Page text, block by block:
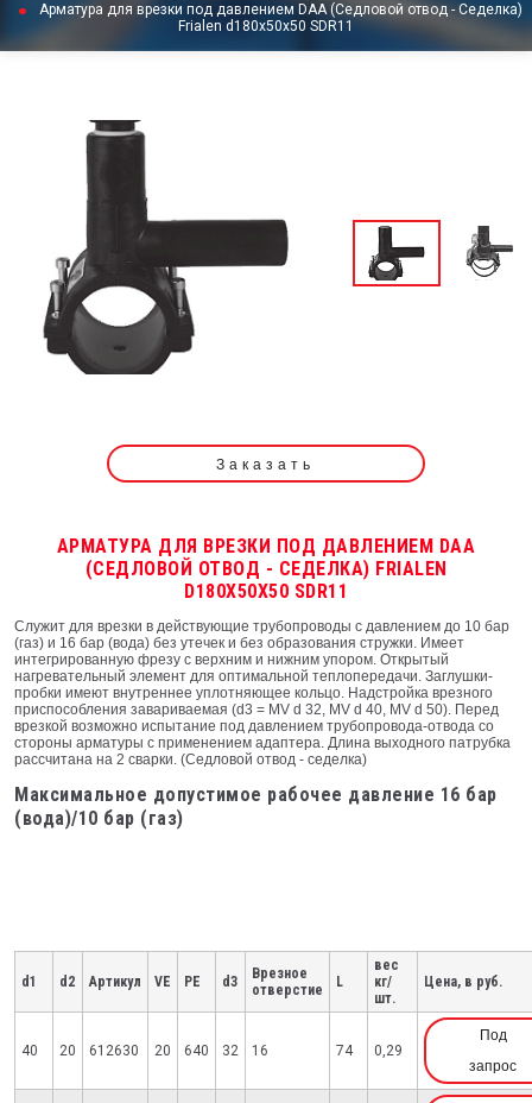
Арматура для врезки под давлением DAA (Седловой отвод - Седелка)
Frialen d180x50x50 SDR11
Заказать
АРМАТУРА ДЛЯ ВРЕЗКИ ПОД ДАВЛЕНИЕМ DAA
(СЕДЛОВОЙ ОТВОД - СЕДЕЛКА) FRIALEN
D180X50X50 SDR11
Служит для врезки в действующие трубопроводы с давлением до 10 бар
(газ) и 16 бар (вода) без утечек и без образования стружки. Имеет
интегрированную фрезу с верхним и нижним упором. Открытый
нагревательный элемент для оптимальной теплопередачи. Заглушки-
пробки имеют внутреннее уплотняющее кольцо. Надстройка врезного
приспособления завариваемая (d3 = MV d 32, MV d 40, MV d 50). Перед
врезкой возможно испытание под давлением трубопровода-отвода со
стороны арматуры с применением адаптера. Длина выходного патрубка
рассчитана на 2 сварки. (Седловой отвод - седелка)
Максимальное допустимое рабочее давление 16 бар
(вода)/10 бар (газ)
d1 d2 Артикул VE PE d3
Врезное
отверстие
L
вес
кг/
шт.
Цена, в руб.
40 20 612630 20 640 32 16 74 0,29
Под
запрос